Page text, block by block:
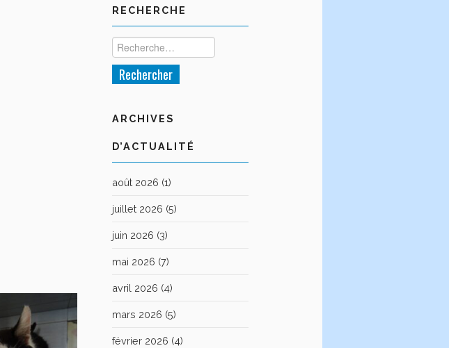
RECHERCHE
ARCHIVES
D’ACTUALITÉ
août 2026 (1)
juillet 2026 (5)
juin 2026 (3)
mai 2026 (7)
avril 2026 (4)
mars 2026 (5)
février 2026 (4)